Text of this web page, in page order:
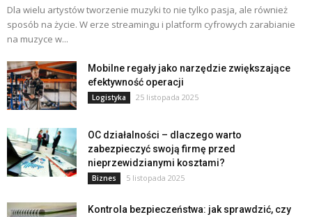
Dla wielu artystów tworzenie muzyki to nie tylko pasja, ale również
sposób na życie. W erze streamingu i platform cyfrowych zarabianie
na muzyce w...
Mobilne regały jako narzędzie zwiększające
efektywność operacji
Logistyka 25 listopada 2025
OC działalności – dlaczego warto
zabezpieczyć swoją firmę przed
nieprzewidzianymi kosztami?
Biznes 5 listopada 2025
Kontrola bezpieczeństwa: jak sprawdzić, czy